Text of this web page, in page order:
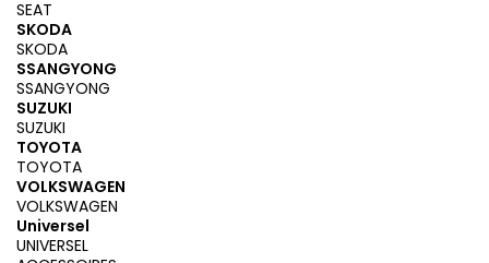
SEAT
SKODA
SKODA
SSANGYONG
SSANGYONG
SUZUKI
SUZUKI
TOYOTA
TOYOTA
VOLKSWAGEN
VOLKSWAGEN
Universel
UNIVERSEL